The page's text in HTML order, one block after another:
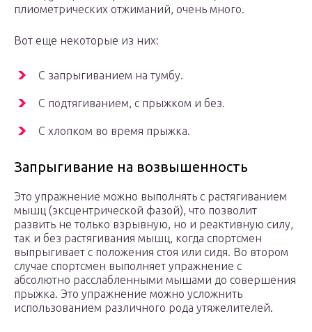
плиометрических отжиманий, очень много.
Вот еще некоторые из них:
С запрыгиванием на тумбу.
С подтягиванием, с прыжком и без.
С хлопком во время прыжка.
Запрыгивание на возвышенность
Это упражнение можно выполнять с растягиванием
мышц (эксцентрической фазой), что позволит
развить не только взрывную, но и реактивную силу,
так и без растягивания мышц, когда спортсмен
выпрыгивает с положения стоя или сидя. Во втором
случае спортсмен выполняет упражнение с
абсолютно расслабленными мышами до совершения
прыжка. Это упражнение можно усложнить
использованием различного рода утяжелителей.